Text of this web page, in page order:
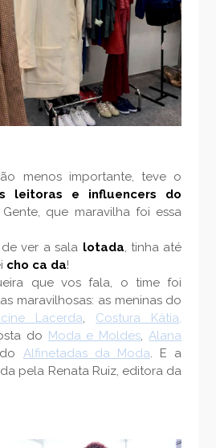
menos importante, teve o
leitoras e influencers do
Gente, que maravilha foi essa
ver a sala lotada, tinha até
cho ca da!
que vos fala, o time foi
maravilhosas: as meninas do
Lacerda, Costura Kátia,
do Moda e Moldes,Alana
Alfinetadas da Moda. E a
pela Renata Ruiz, editora da